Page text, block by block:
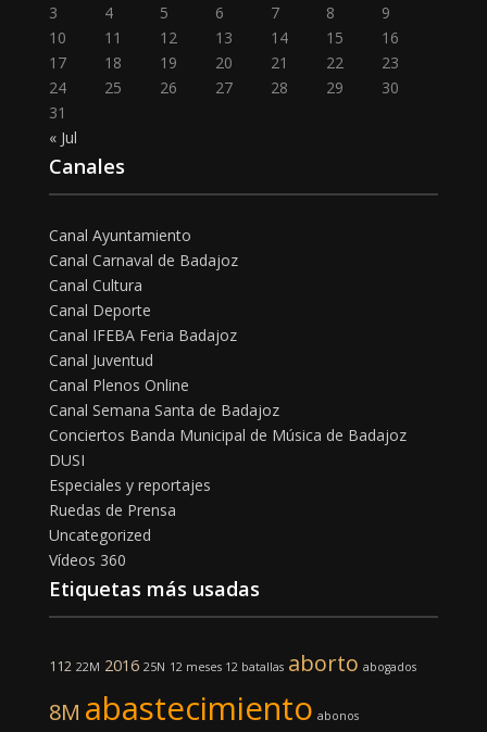
3
4 5 6 7 8
9
10
11 12 13 14 15
16
17
18 19 20 21 22
23
24
25 26 27 28 29
30
31
« Jul
Canales
Canal Ayuntamiento
Canal Carnaval de Badajoz
Canal Cultura
Canal Deporte
Canal IFEBA Feria Badajoz
Canal Juventud
Canal Plenos Online
Canal Semana Santa de Badajoz
Conciertos Banda Municipal de Música de Badajoz
DUSI
Especiales y reportajes
Ruedas de Prensa
Uncategorized
Vídeos 360
Etiquetas más usadas
112 22M 2016 25N 12 meses 12 batallas aborto abogados
8M abastecimiento abonos